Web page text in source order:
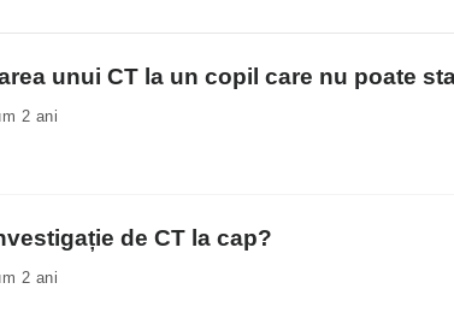
unui CT la un copil care nu poate
2 ani
de CT la cap?
2 ani